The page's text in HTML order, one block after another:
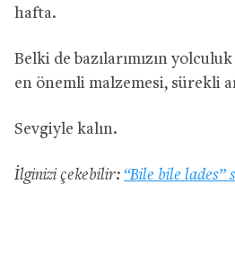
hafta.
Belki de bazılarımızın
en önemli malzemesi, sürekli
Sevgiyle kalın.
İlginizi çekebilir: “Bile bile lades”